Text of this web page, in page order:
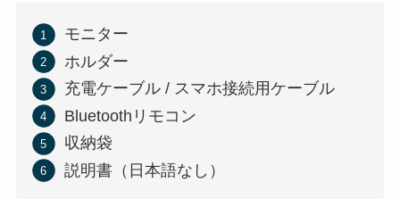
モニター
ホルダー
充電ケーブル / スマホ接続用ケーブル
Bluetoothリモコン
収納袋
説明書（日本語なし）